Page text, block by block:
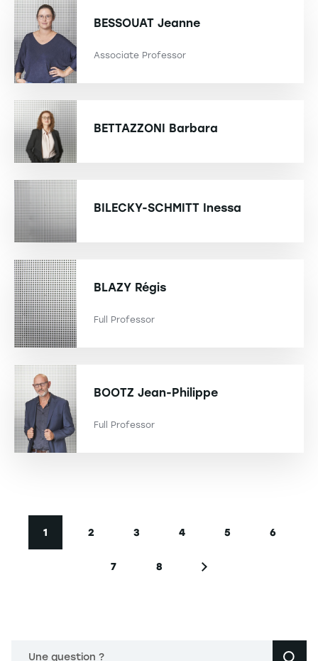
BESSOUAT Jeanne
Associate Professor
BETTAZZONI Barbara
BILECKY-SCHMITT Inessa
BLAZY Régis
Full Professor
BOOTZ Jean-Philippe
Full Professor
Aktuelle Seite
1
Seite
2
Seite
3
Seite
4
Seite
5
Seite
6
Seite
7
Seite
8
Nächste Seite
Une question ?